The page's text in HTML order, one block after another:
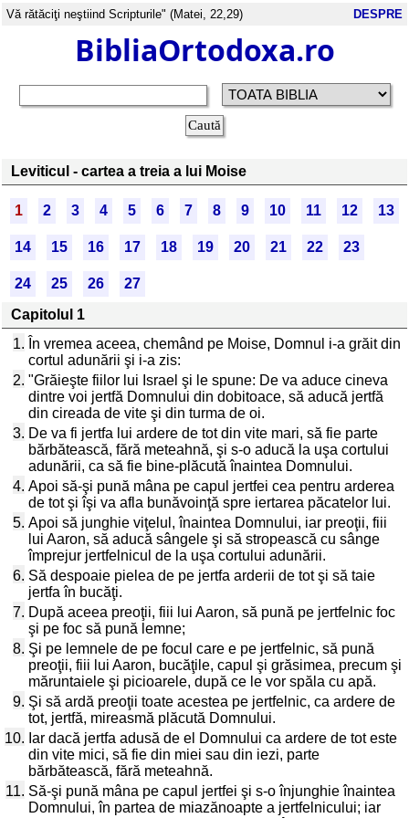
Vă rătăciţi neştiind Scripturile" (Matei, 22,29) DESPRE
BibliaOrtodoxa.ro
Leviticul - cartea a treia a lui Moise
1 2 3 4 5 6 7 8 9 10 11 12 13
14 15 16 17 18 19 20 21 22 23
24 25 26
27
Capitolul 1
1. În vremea aceea, chemând pe Moise, Domnul i-a grăit din
cortul adunării şi i-a zis:
2. "Grăieşte fiilor lui Israel şi le spune: De va aduce cineva
dintre voi jertfă Domnului din dobitoace, să aducă jertfă
din cireada de vite şi din turma de oi.
3. De va fi jertfa lui ardere de tot din vite mari, să fie parte
bărbătească, fără meteahnă, şi s-o aducă la uşa cortului
adunării, ca să fie bine-plăcută înaintea Domnului.
4. Apoi să-şi pună mâna pe capul jertfei cea pentru arderea
de tot şi îşi va afla bunăvoinţă spre iertarea păcatelor lui.
5. Apoi să junghie viţelul, înaintea Domnului, iar preoţii, fiii
lui Aaron, să aducă sângele şi să stropească cu sânge
împrejur jertfelnicul de la uşa cortului adunării.
6. Să despoaie pielea de pe jertfa arderii de tot şi să taie
jertfa în bucăţi.
7. După aceea preoţii, fiii lui Aaron, să pună pe jertfelnic foc
şi pe foc să pună lemne;
8. Şi pe lemnele de pe focul care e pe jertfelnic, să pună
preoţii, fiii lui Aaron, bucăţile, capul şi grăsimea, precum şi
măruntaiele şi picioarele, după ce le vor spăla cu apă.
9. Şi să ardă preoţii toate acestea pe jertfelnic, ca ardere de
tot, jertfă, mireasmă plăcută Domnului.
10. Iar dacă jertfa adusă de el Domnului ca ardere de tot este
din vite mici, să fie din miei sau din iezi, parte
bărbătească, fără meteahnă.
11. Să-şi pună mâna pe capul jertfei şi s-o înjunghie înaintea
Domnului, în partea de miazănoapte a jertfelnicului; iar